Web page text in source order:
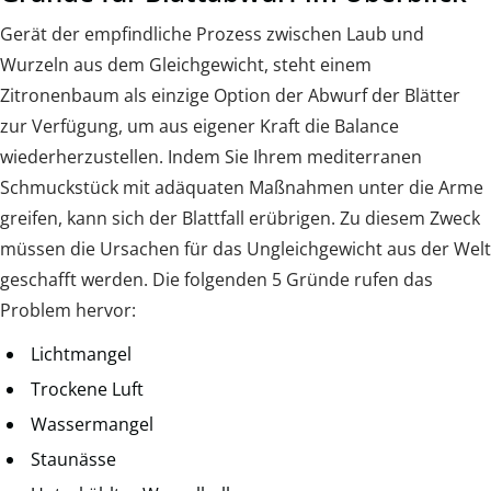
Gerät der empfindliche Prozess zwischen Laub und
Wurzeln aus dem Gleichgewicht, steht einem
Zitronenbaum als einzige Option der Abwurf der Blätter
zur Verfügung, um aus eigener Kraft die Balance
wiederherzustellen. Indem Sie Ihrem mediterranen
Schmuckstück mit adäquaten Maßnahmen unter die Arme
greifen, kann sich der Blattfall erübrigen. Zu diesem Zweck
müssen die Ursachen für das Ungleichgewicht aus der Welt
geschafft werden. Die folgenden 5 Gründe rufen das
Problem hervor:
Lichtmangel
Trockene Luft
Wassermangel
Staunässe